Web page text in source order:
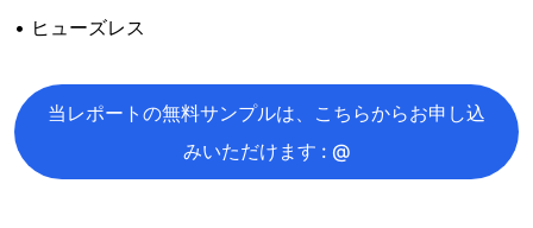
• ヒューズレス
当レポートの無料サンプルは、こちらからお申し込
みいただけます : @